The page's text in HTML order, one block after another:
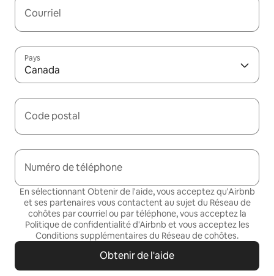
Courriel
Pays
Canada
Code postal
Numéro de téléphone
En sélectionnant Obtenir de l'aide, vous acceptez qu'Airbnb
et ses partenaires vous contactent au sujet du Réseau de
cohôtes par courriel ou par téléphone, vous acceptez la
Politique de confidentialitéd'Airbnb et vous acceptez les
Conditions supplémentaires du Réseau de cohôtes.
Obtenir de l'aide